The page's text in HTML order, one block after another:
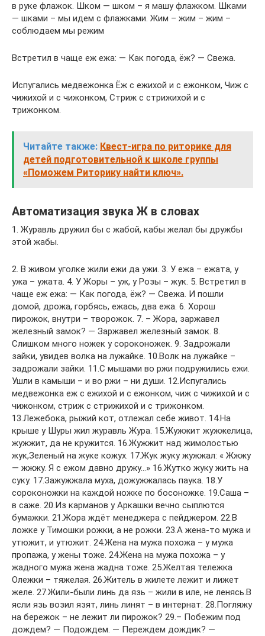
в руке флажок. Шком — шком – я машу флажком. Шками
— шками – мы идем с флажками. Жим – жим – жим –
соблюдаем мы режим
Встретил в чаще еж ежа: — Как погода, ёж? — Свежа.
Испугались медвежонка Ёж с ежихой и с ежонком, Чиж с
чижихой и с чижонком, Стриж с стрижихой и с
трижонком.
Читайте также: Квест-игра по риторике для
детей подготовительной к школе группы
«Поможем Риторику найти ключ».
Автоматизация звука Ж в словах
1. Журавль дружил бы с жабой, кабы желал бы дружбы
этой жабы.
2. В живом уголке жили ежи да ужи. 3. У ежа – ежата, у
ужа – ужата. 4. У Жоры – уж, у Розы – жук. 5. Встретил в
чаще еж ежа: — Как погода, ёж? — Свежа. И пошли
домой, дрожа, горбясь, ежась, два ежа. 6. Хорош
пирожок, внутри – творожок. 7. – Жора, заржавел
железный замок? — Заржавел железный замок. 8.
Слишком много ножек у сороконожек. 9. Задрожали
зайки, увидев волка на лужайке. 10.Волк на лужайке –
задрожали зайки. 11.С мышами во ржи подружились ежи.
Ушли в камыши – и во ржи – ни души. 12.Испугались
медвежонка еж с ежихой и с ежонком, чиж с чижихой и с
чижонком, стриж с стрижихой и с трижонком.
13.Лежебока, рыжий кот, отлежал себе живот. 14.На
крыше у Шуры жил журавль Жура. 15.Жужжит жужжелица,
жужжит, да не кружится. 16.Жужжит над жимолостью
жук,Зеленый на жуке кожух. 17.Жук жуку жужжал: « Жжжу
— жжжу. Я с ежом давно дружу…» 16.Жутко жуку жить на
суку. 17.Зажужжала муха, дожужжалась паука. 18.У
сороконожки на каждой ножке по босоножке. 19.Саша –
в саже. 20.Из карманов у Аркашки вечно сыплются
бумажки. 21.Жора ждёт менеджера с пейджером. 22.В
ложке у Тимошки рожки, а не рожки. 23.А жена-то мужа и
утюжит, и утюжит. 24.Жена на мужа похожа – у мужа
пропажа, у жены тоже. 24.Жена на мужа похожа – у
жадного мужа жена жадна тоже. 25.Желтая тележка
Олежки – тяжелая. 26.Житель в жилете лежит и лижет
желе. 27.Жили-были линь да язь – жили в иле, не ленясь.В
ясли язь возил язят, линь линят – в интернат. 28.Погляжу
на бережок – не лежит ли пирожок? 29.– Побежим под
дождем? — Подождем. — Переждем дождик? —